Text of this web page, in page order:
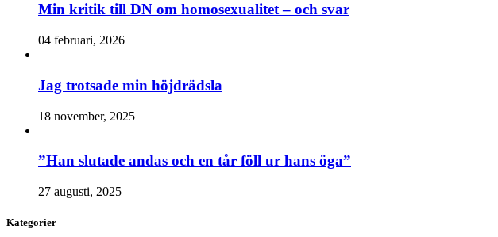
Min kritik till DN om homosexualitet – och svar
04 februari, 2026
Jag trotsade min höjdrädsla
18 november, 2025
”Han slutade andas och en tår föll ur hans öga”
27 augusti, 2025
Kategorier